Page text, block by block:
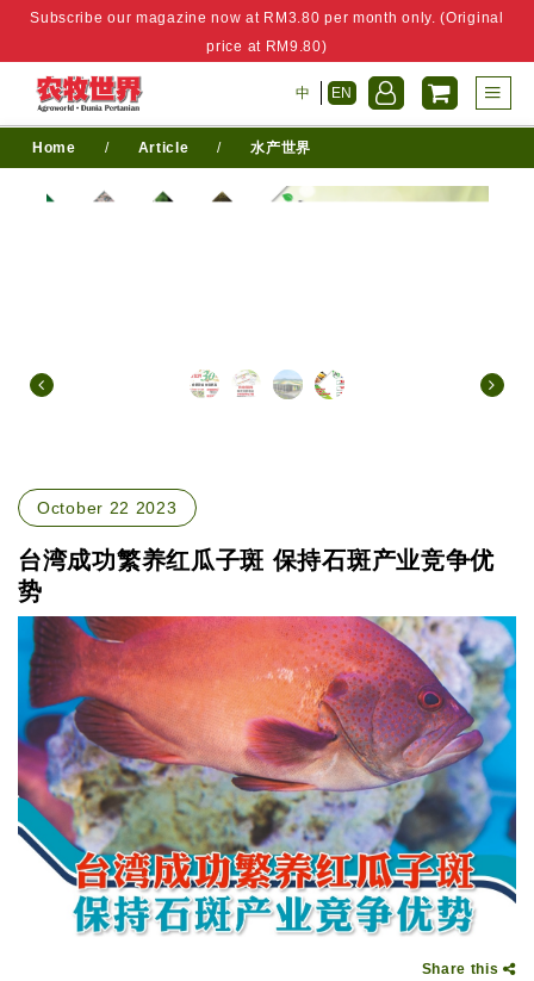
Subscribe our magazine now at RM3.80 per month only. (Original
price at RM9.80)
中 EN
Home / Article / 水产世界
October 22 2023
台湾成功繁养红瓜子斑 保持石斑产业竞争优
势
Share this